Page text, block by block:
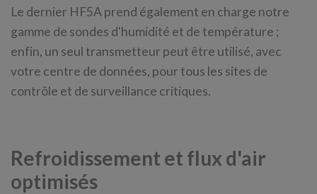
Le dernier HF5A prend également en charge notre
gamme de sondes d'humidité et de température ;
enfin, un seul transmetteur peut être utilisé, avec
votre centre de données, pour tous les sites de
contrôle et de surveillance critiques.
Refroidissement et flux d'air
optimisés